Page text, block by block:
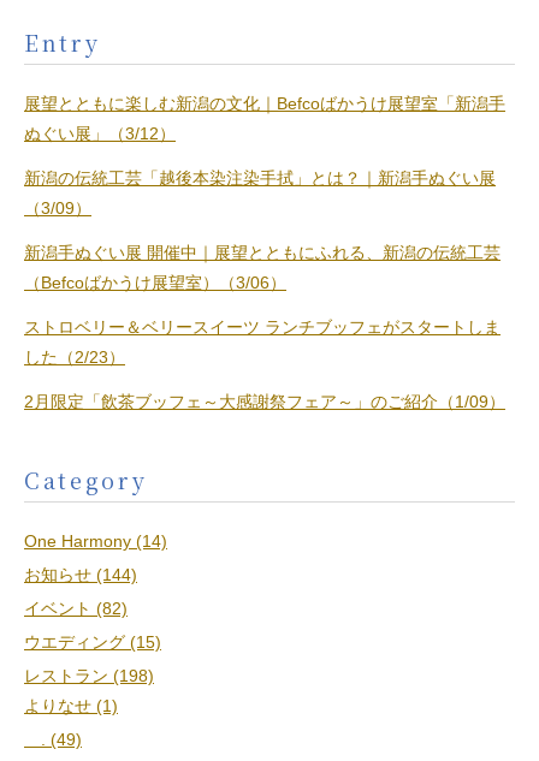
Entry
展望とともに楽しむ新潟の文化｜Befcoばかうけ展望室「新潟手
ぬぐい展」（3/12）
新潟の伝統工芸「越後本染注染手拭」とは？｜新潟手ぬぐい展
（3/09）
新潟手ぬぐい展 開催中｜展望とともにふれる、新潟の伝統工芸
（Befcoばかうけ展望室）（3/06）
ストロベリー＆ベリースイーツ ランチブッフェがスタートしま
した（2/23）
2月限定「飲茶ブッフェ～大感謝祭フェア～」のご紹介（1/09）
Category
One Harmony (14)
お知らせ (144)
イベント (82)
ウエディング (15)
レストラン (198)
よりなせ (1)
. (49)